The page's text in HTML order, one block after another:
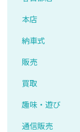
本店
納車式
販売
買取
趣味・遊び
通信販売